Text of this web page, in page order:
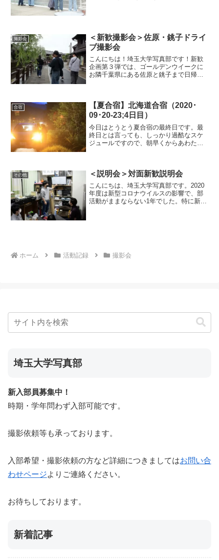
撮影会
＜新歓撮影会＞佐原・銚子ドライ
ブ撮影会
こんにちは！埼玉大学写真部です！新歓
企画第３弾では、ゴールデンウイークに
お隣千葉県にある佐原と銚子まで日帰り
えする町並みです雨で雰囲...
合宿
【夏合宿】北海道合宿（2020･
09･20-23;4日目）
今日はとうとう夏合宿の最終日です。最
終日とは言っても、しっかり過酷なスケ
ジュールですので、朝早くからあわただ
指します。まず、三国...
その他 ＜説明会＞対面新歓説明会
こんにちは、埼玉大学写真部です。2020
年度は新型コロナウイルスの影響で、部
活動がままならない1年でした。特に新歓
ホーム 活動記録 撮影会
埼玉大学写真部
新入部員募集中！
時期・学年問わず入部可能です。
撮影依頼等も承っております。
入部希望・撮影依頼の方など詳細につきましてはお問い合
わせページよりご連絡ください。
お待ちしております。
新着記事